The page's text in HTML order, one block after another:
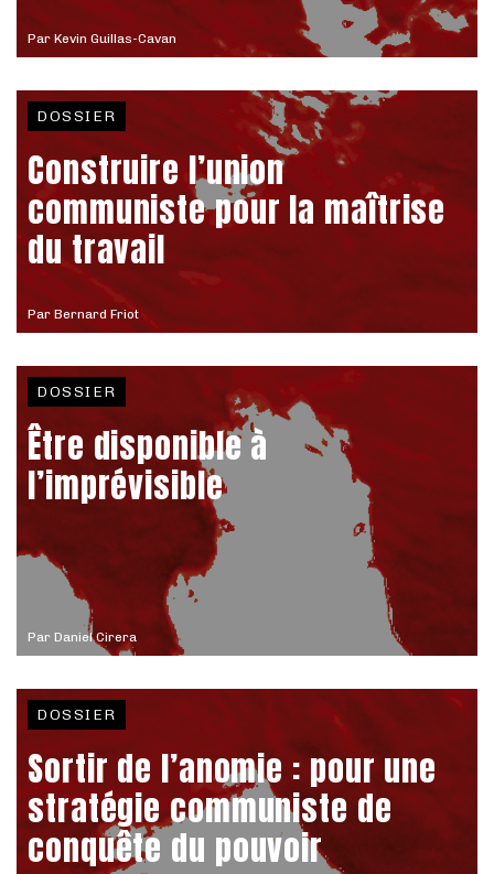
Par Kevin Guillas-Cavan
Par Bernard Friot
DOSSIER
Construire l’union
communiste pour la maîtrise
du travail
Par Daniel Cirera
DOSSIER
Être disponible à
l’imprévisible
DOSSIER
Sortir de l’anomie : pour une
stratégie communiste de
conquête du pouvoir